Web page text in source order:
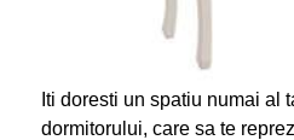
Iti doresti un spatiu numai al
dormitorului, care sa te